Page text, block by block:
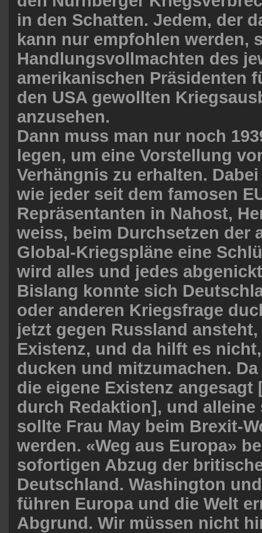
in den Schatten. Jedem, der
kann nur empfohlen werden,
Handlungsvollmachten des
amerikanischen Präsidenten
den USA gewollten
anzusehen.
Dann muss man nur noch
legen, um eine Vorstellung
Verhängnis zu erhalten.
wie jeder seit dem famosen
Repräsentanten in Nahost,
weiss, beim Durchsetzen der
Global-Kriegspläne eine
wird alles und jedes
Bislang konnte sich
oder anderen Kriegsfrage
jetzt gegen Russland
Existenz, und da hilft es
ducken und mitzumachen.
die eigene Existenz angesagt
durch Redaktion], und
sollte Frau May beim Brexit-
werden. «Weg aus Europa»
sofortigen Abzug der
Deutschland. Washington
führen Europa und die Welt
Abgrund. Wir müssen nicht